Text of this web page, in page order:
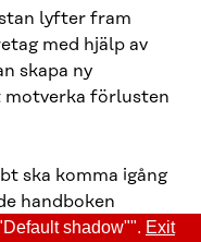
lyfter fram
med hjälp av
skapa ny
motverka förlusten
ska komma igång
handboken
på
shadow"". Exit